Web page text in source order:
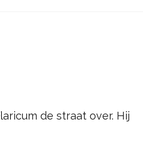
de straat over. Hij